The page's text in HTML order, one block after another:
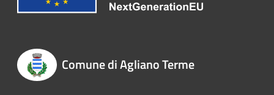
Comune di Agliano Terme